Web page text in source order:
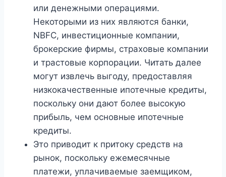
или денежными операциями.
Некоторыми из них являются банки,
NBFC, инвестиционные компании,
брокерские фирмы, страховые компании
и трастовые корпорации. Читать далее
могут извлечь выгоду, предоставляя
низкокачественные ипотечные кредиты,
поскольку они дают более высокую
прибыль, чем основные ипотечные
кредиты.
Это приводит к притоку средств на
рынок, поскольку ежемесячные
платежи, уплачиваемые заемщиком,